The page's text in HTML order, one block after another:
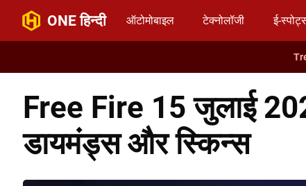
ONE हिन्दी ऑटोमोबाइल टेक्नोलॉजी ई-
Free Fire 15 जुलाई
डायमंड्स और स्किन्स